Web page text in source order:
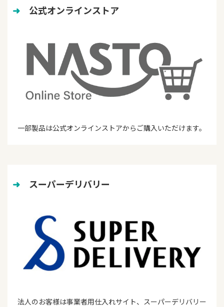
➜ 公式オンラインストア
一部製品は公式オンラインストアからご購入いただけます。
➜ スーパーデリバリー
法人のお客様は事業者用仕入れサイト、スーパーデリバリー